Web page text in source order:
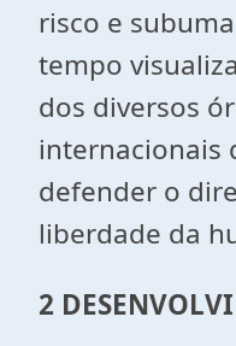
risco e
tempo
dos diversos
internacionais
defender o
liberdade da
2